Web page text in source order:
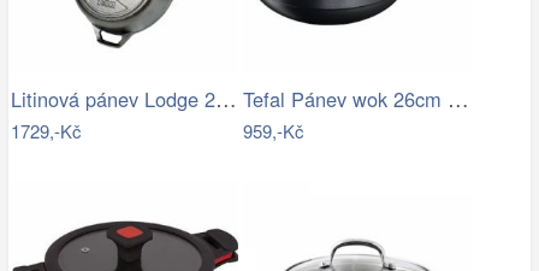
Litinová pánev Lodge 26 cm - Deer
1729,-Kč
Tefal Pánev wok 26cm Trattoria G6057574
959,-Kč